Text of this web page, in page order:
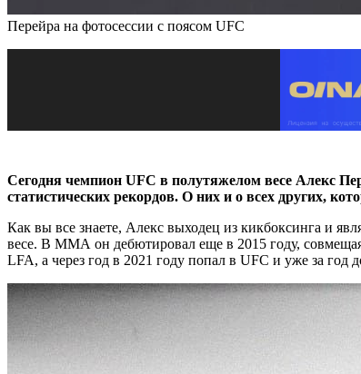
Перейра на фотосессии с поясом UFC
Сегодня чемпион UFC в полутяжелом весе Алекс
статистических рекордов. О них и о всех других,
Как вы все знаете, Алекс выходец из кикбоксинга и
весе. В ММА он дебютировал еще в 2015 году,
LFA, а через год в 2021 году попал в UFC и уже за год